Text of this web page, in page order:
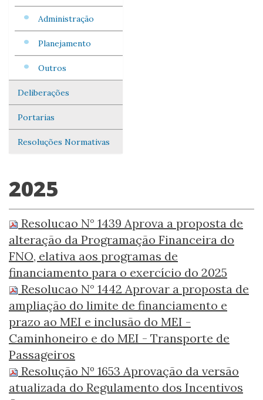
Administração
Planejamento
Outros
Deliberações
Portarias
Resoluções Normativas
2025
Resolucao N° 1439 Aprova a proposta de
alteração da Programação Financeira do
FNO, elativa aos programas de
financiamento para o exercício do 2025
Resolucao N° 1442 Aprovar a proposta de
ampliação do limite de financiamento e
prazo ao MEI e inclusão do MEI -
Caminhoneiro e do MEI - Transporte de
Passageiros
Resolução Nº 1653 Aprovação da versão
atualizada do Regulamento dos Incentivos